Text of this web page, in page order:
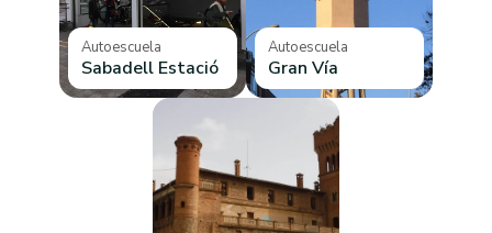
Autoescuela
Sabadell Estació
Autoescuela
Gran Vía